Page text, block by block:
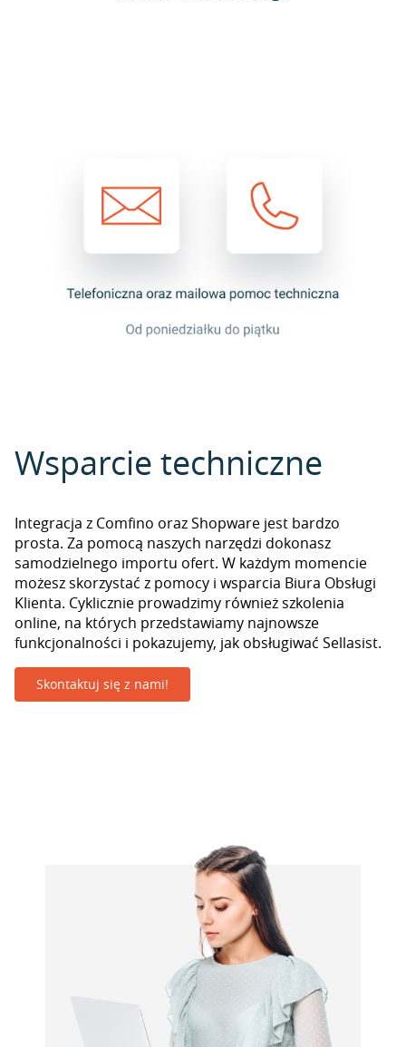
Wsparcie techniczne
Integracja z Comfino oraz Shopware jest bardzo
prosta. Za pomocą naszych narzędzi dokonasz
samodzielnego importu ofert. W każdym momencie
możesz skorzystać z pomocy i wsparcia Biura Obsługi
Klienta. Cyklicznie prowadzimy również szkolenia
online, na których przedstawiamy najnowsze
funkcjonalności i pokazujemy, jak obsługiwać Sellasist.
Skontaktuj się z nami!